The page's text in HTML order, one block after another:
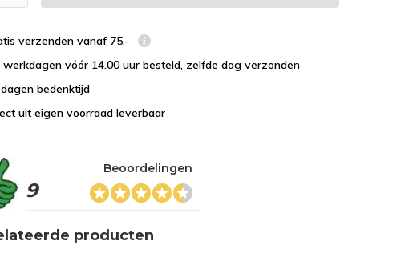
verzenden vanaf 75,-
werkdagen vóór 14.00 uur besteld, zelfde dag verzonden
bedenktijd
uit eigen voorraad leverbaar
9
Beoordelingen
producten